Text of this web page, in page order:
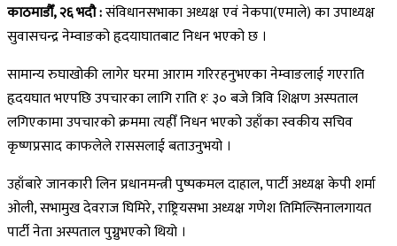
काठमाडौँ, २६ भदौ :संविधानसभाका अध्यक्ष एवं नेकपा(एमाले) का उपाध्यक्ष
सुवासचन्द्र नेम्वाङको हृदयाघातबाट निधन भएको छ ।
सामान्य रुघाखोकी लागेर घरमा आराम गरिरहनुभएका नेम्वाङलाई गएराति
हृदयघात भएपछि उपचारका लागि राति १ः ३० बजे त्रिवि शिक्षण अस्पताल
लगिएकामा उपचारको क्रममा त्यहीँ निधन भएको उहाँका स्वकीय सचिव
कृष्णप्रसाद काफलेले राससलाई बताउनुभयो ।
उहाँबारे जानकारी लिन प्रधानमन्त्री पुष्पकमल दाहाल, पार्टी अध्यक्ष केपी शर्मा
ओली, सभामुख देवराज घिमिरे, राष्ट्रियसभा अध्यक्ष गणेश तिमिल्सिनालगायत
पार्टी नेता अस्पताल पुग्नुभएको थियो ।